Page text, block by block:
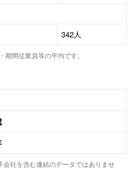
342人
間従業員等の平均です。
社を含む連結のデータではありませ